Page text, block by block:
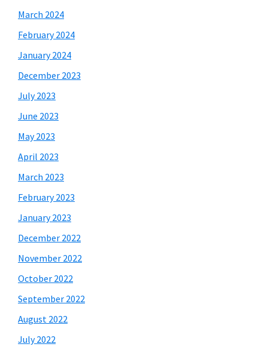
March 2024
February 2024
January 2024
December 2023
July 2023
June 2023
May 2023
April 2023
March 2023
February 2023
January 2023
December 2022
November 2022
October 2022
September 2022
August 2022
July 2022